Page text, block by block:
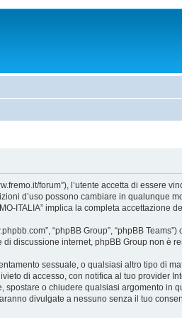
forum”), l’utente accetta di
d’uso possono cambiare in
ITALIA” implica la completa accettazione
“phpBB Group”, “phpBB
di discussione internet, phpBB Group non
sessuale, o qualsiasi altro tipo di
di accesso, con notifica al tuo provider
spostare o chiudere qualsiasi argomento
divulgate a nessuno senza il tuo